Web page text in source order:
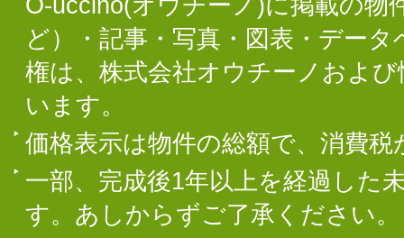
O-uccino(オウチーノ)に掲載の物
ど）・記事・写真・図表・デー
権は、株式会社オウチーノおよ
います。
価格表示は物件の総額で、消費
一部、完成後1年以上を経過した
す。あしからずご了承ください。